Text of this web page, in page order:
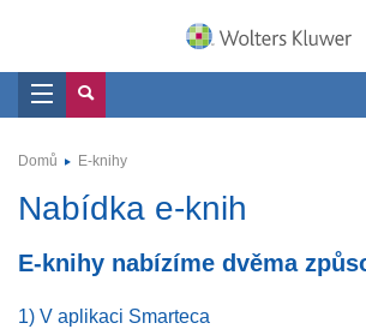
Domů E-knihy
Nabídka e-knih
E-knihy nabízíme dvěma
1) V aplikaci Smarteca